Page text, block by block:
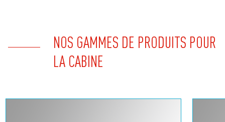
NOS GAMMES DE PRODUITS POUR
LA CABINE